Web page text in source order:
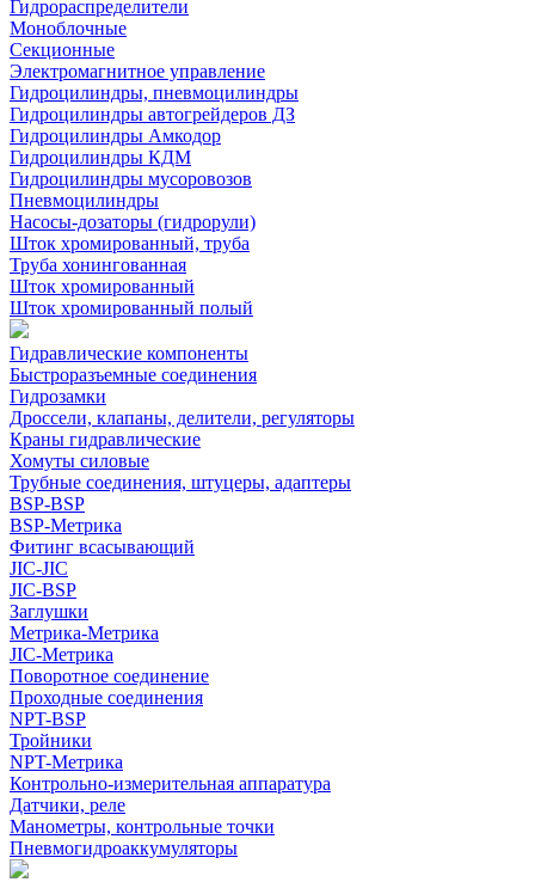
Гидрораспределители
Моноблочные
Секционные
Электромагнитное управление
Гидроцилиндры, пневмоцилиндры
Гидроцилиндры автогрейдеров ДЗ
Гидроцилиндры Амкодор
Гидроцилиндры КДМ
Гидроцилиндры мусоровозов
Пневмоцилиндры
Насосы-дозаторы (гидрорули)
Шток хромированный, труба
Труба хонингованная
Шток хромированный
Шток хромированный полый
Гидравлические компоненты
Быстроразъемные соединения
Гидрозамки
Дроссели, клапаны, делители, регуляторы
Краны гидравлические
Хомуты силовые
Трубные соединения, штуцеры, адаптеры
BSP-BSP
BSP-Метрика
Фитинг всасывающий
JIC-JIC
JIC-BSP
Заглушки
Метрика-Метрика
JIC-Метрика
Поворотное соединение
Проходные соединения
NPT-BSP
Тройники
NPT-Метрика
Контрольно-измерительная аппаратура
Датчики, реле
Манометры, контрольные точки
Пневмогидроаккумуляторы